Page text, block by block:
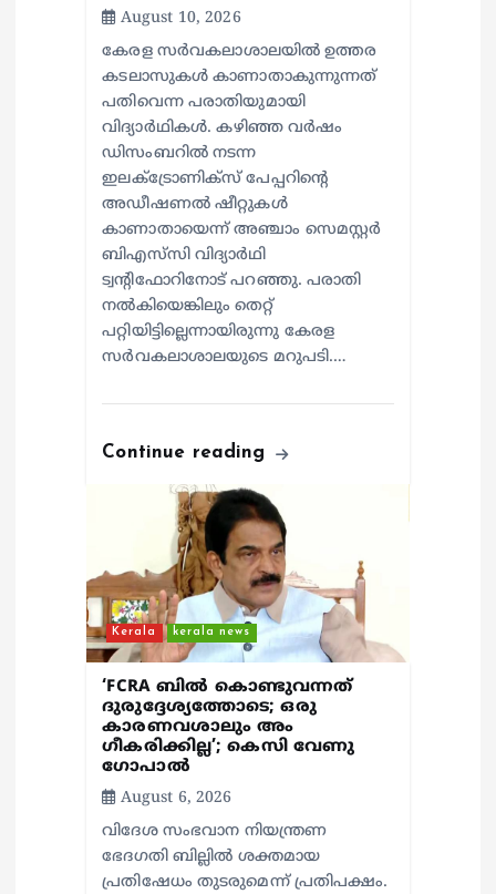
August 10, 2026
കേരള സര്‍വകലാശാലയില്‍ ഉത്തര
കടലാസുകള്‍ കാണാതാകുന്നുന്നത്
പതിവെന്ന പരാതിയുമായി
വിദ്യാര്‍ഥികള്‍. കഴിഞ്ഞ വര്‍ഷം
ഡിസംബറില്‍ നടന്ന
ഇലക്ട്രോണിക്‌സ് പേപ്പറിന്റെ
അഡീഷണല്‍ ഷീറ്റുകള്‍
കാണാതായെന്ന് അഞ്ചാം സെമസ്റ്റര്‍
ബിഎസ്‌സി വിദ്യാര്‍ഥി
ട്വന്റിഫോറിനോട് പറഞ്ഞു. പരാതി
നല്‍കിയെങ്കിലും തെറ്റ്
പറ്റിയിട്ടില്ലെന്നായിരുന്നു കേരള
സര്‍വകലാശാലയുടെ മറുപടി.…
Continue reading
Kerala kerala news
‘FCRA ബിൽ കൊണ്ടുവന്നത്
ദുരുദ്ദേശ്യത്തോടെ; ഒരു
കാരണവശാലും അം​
ഗീകരിക്കില്ല’; കെസി വേണു​
ഗോപാൽ
August 6, 2026
വിദേശ സംഭവാന നിയന്ത്രണ
ഭേദഗതി ബില്ലിൽ ശക്തമായ
പ്രതിഷേധം തുടരുമെന്ന് പ്രതിപക്ഷം.